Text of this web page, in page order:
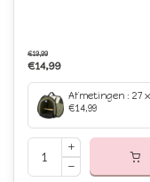
€19,99
€14,99
€14,99